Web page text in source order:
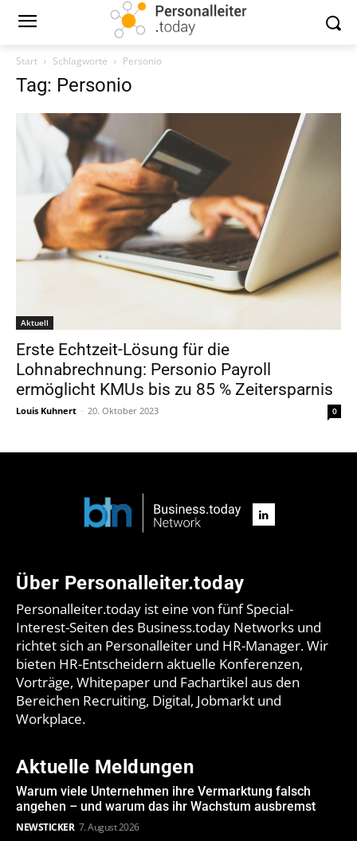
Start Schlagworte Personio
Tag: Personio
Aktuell
Erste Echtzeit-Lösung für die
Lohnabrechnung: Personio Payroll
ermöglicht KMUs bis zu 85 % Zeitersparnis
Louis Kuhnert - 20. Oktober 2023 0
Über Personalleiter.today
Personalleiter.today ist eine von fünf Special-
Interest-Seiten des Business.today Networks und
richtet sich an Personalleiter und HR-Manager. Wir
bieten HR-Entscheidern aktuelle Konferenzen,
Vorträge, Whitepaper und Fachartikel aus den
Bereichen Recruiting, Digital, Jobmarkt und
Workplace.
Aktuelle Meldungen
Warum viele Unternehmen ihre Vermarktung falsch
angehen – und warum das ihr Wachstum ausbremst
NEWSTICKER 7. August 2026